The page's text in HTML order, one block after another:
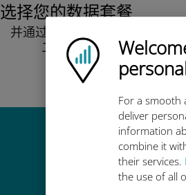
Ubigi logo
For a smooth
deliver
information
combine it
their services.
the use of all
选择您的数据套餐
并通过电子邮件接收
二维码。
快点！